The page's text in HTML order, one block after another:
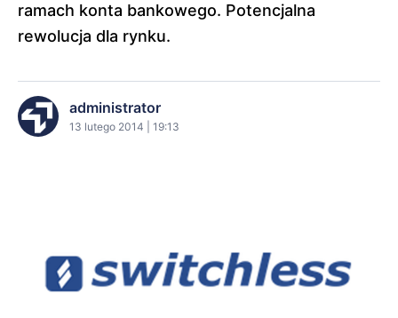
ramach konta bankowego. Potencjalna
rewolucja dla rynku.
administrator
13 lutego 2014 | 19:13